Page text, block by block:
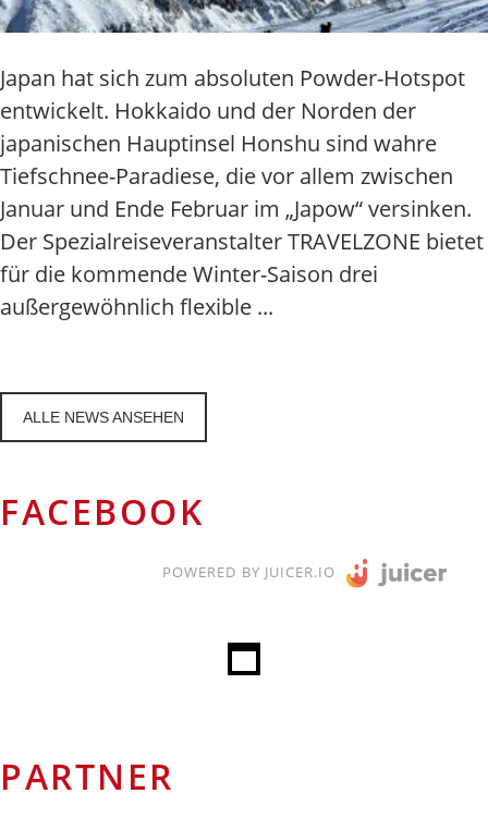
Japan hat sich zum absoluten Powder-Hotspot
entwickelt. Hokkaido und der Norden der
japanischen Hauptinsel Honshu sind wahre
Tiefschnee-Paradiese, die vor allem zwischen
Januar und Ende Februar im „Japow“ versinken.
Der Spezialreiseveranstalter TRAVELZONE bietet
für die kommende Winter-Saison drei
außergewöhnlich flexible
ALLE NEWS ANSEHEN
FACEBOOK
POWERED BY JUICER.IO
PARTNER